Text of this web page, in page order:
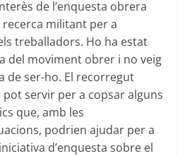
de l’enquesta obrera
militant per a
treballadors. Ho ha estat
del moviment obrer i no veig
de ser-ho. El recorregut
servir per a copsar alguns
que, amb les
podrien ajudar per a
d’enquesta sobre el